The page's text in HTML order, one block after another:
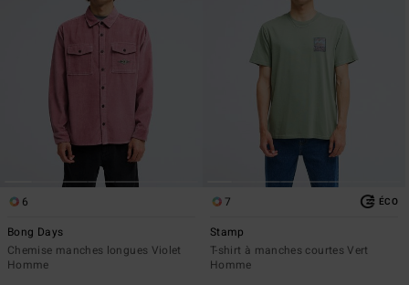
6
Bong Days
Chemise manches longues Violet
Homme
7 ÉCO
Stamp
T-shirt à manches courtes Vert
Homme